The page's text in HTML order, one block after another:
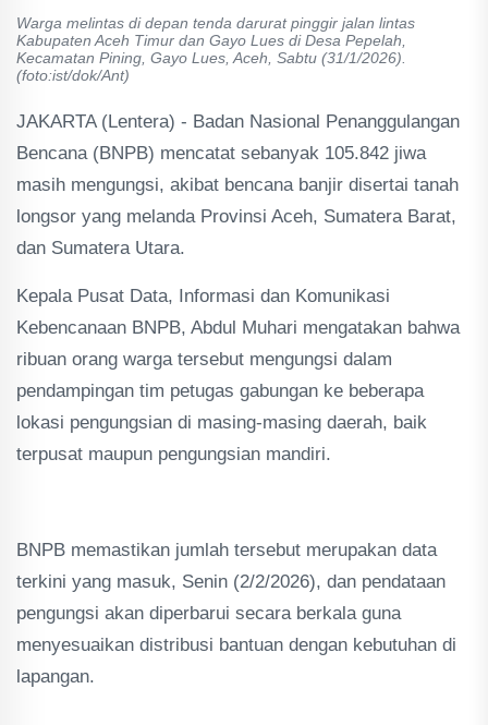
Warga melintas di depan tenda darurat pinggir jalan lintas
Kabupaten Aceh Timur dan Gayo Lues di Desa Pepelah,
Kecamatan Pining, Gayo Lues, Aceh, Sabtu (31/1/2026).
(foto:ist/dok/Ant)
JAKARTA (Lentera) - Badan Nasional Penanggulangan
Bencana (BNPB) mencatat sebanyak 105.842 jiwa
masih mengungsi, akibat bencana banjir disertai tanah
longsor yang melanda Provinsi Aceh, Sumatera Barat,
dan Sumatera Utara.
Kepala Pusat Data, Informasi dan Komunikasi
Kebencanaan BNPB, Abdul Muhari mengatakan bahwa
ribuan orang warga tersebut mengungsi dalam
pendampingan tim petugas gabungan ke beberapa
lokasi pengungsian di masing-masing daerah, baik
terpusat maupun pengungsian mandiri.
BNPB memastikan jumlah tersebut merupakan data
terkini yang masuk, Senin (2/2/2026), dan pendataan
pengungsi akan diperbarui secara berkala guna
menyesuaikan distribusi bantuan dengan kebutuhan di
lapangan.